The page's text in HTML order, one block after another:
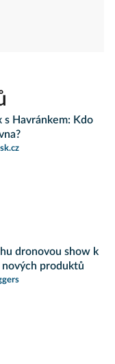
Havránkem: Kdo
dronovou show k
produktů